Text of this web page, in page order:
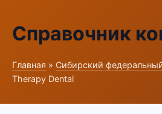
Справочник
Главная » Сибирский
Therapy Dental